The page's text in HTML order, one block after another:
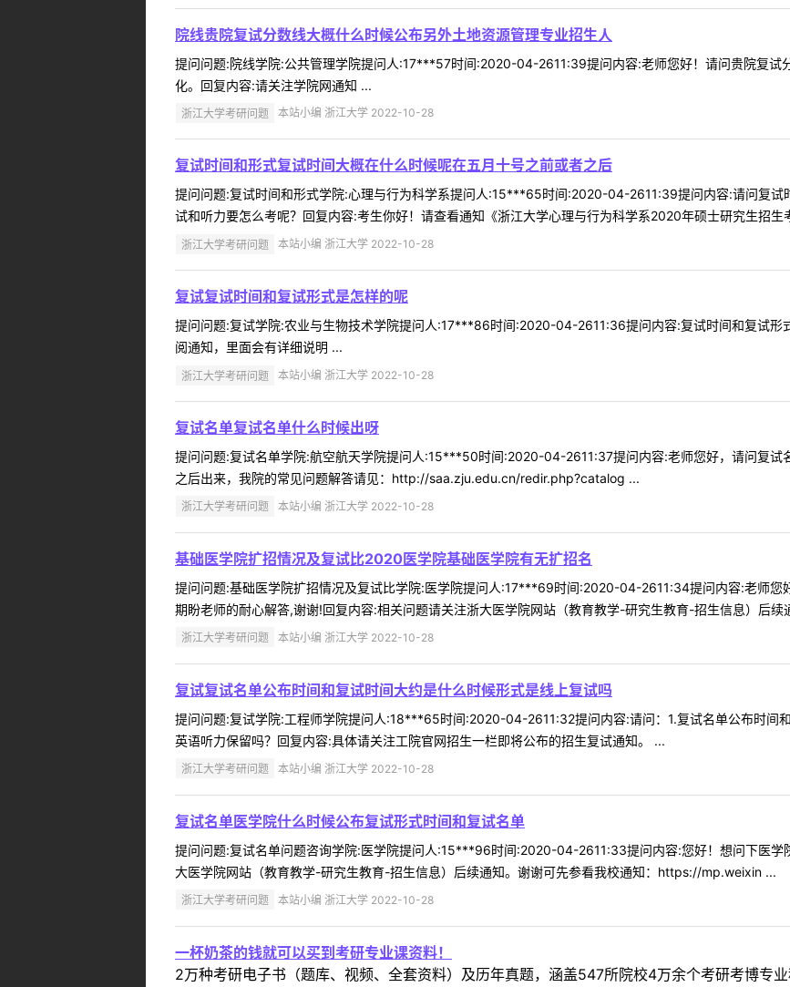
院线贵院复试分数线大概什么时候公布另外土地资源管理专业招生人
提问问题:院线学院:公共管理学院提问人:17***57时间:2020-04-2611:39提问内容:老师您好！请问贵院复试
化。回复内容:请关注学院网通知 ...
浙江大学考研问题 本站小编 浙江大学 2022-10-28
复试时间和形式复试时间大概在什么时候呢在五月十号之前或者之后
提问问题:复试时间和形式学院:心理与行为科学系提问人:15***65时间:2020-04-2611:39提问内容:请问复试
试和听力要怎么考呢？回复内容:考生你好！请查看通知《浙江大学心理与行为科学系2020年硕士研究生招生
浙江大学考研问题 本站小编 浙江大学 2022-10-28
复试复试时间和复试形式是怎样的呢
提问问题:复试学院:农业与生物技术学院提问人:17***86时间:2020-04-2611:36提问内容:复试时间和复试
阅通知，里面会有详细说明 ...
浙江大学考研问题 本站小编 浙江大学 2022-10-28
复试名单复试名单什么时候出呀
提问问题:复试名单学院:航空航天学院提问人:15***50时间:2020-04-2611:37提问内容:老师您好，请问复试
之后出来，我院的常见问题解答请见：http://saa.zju.edu.cn/redir.php?catalog ...
浙江大学考研问题 本站小编 浙江大学 2022-10-28
基础医学院扩招情况及复试比2020医学院基础医学院有无扩招名
提问问题:基础医学院扩招情况及复试比学院:医学院提问人:17***69时间:2020-04-2611:34提问内容:老师您
期盼老师的耐心解答,谢谢!回复内容:相关问题请关注浙大医学院网站（教育教学-研究生教育-招生信息）后续
浙江大学考研问题 本站小编 浙江大学 2022-10-28
复试复试名单公布时间和复试时间大约是什么时候形式是线上复试吗
提问问题:复试学院:工程师学院提问人:18***65时间:2020-04-2611:32提问内容:请问：1.复试名单公布时间
英语听力保留吗？回复内容:具体请关注工院官网招生一栏即将公布的招生复试通知。 ...
浙江大学考研问题 本站小编 浙江大学 2022-10-28
复试名单医学院什么时候公布复试形式时间和复试名单
提问问题:复试名单问题咨询学院:医学院提问人:15***96时间:2020-04-2611:33提问内容:您好！想问下医学
大医学院网站（教育教学-研究生教育-招生信息）后续通知。谢谢可先参看我校通知：https://mp.weixin ...
浙江大学考研问题 本站小编 浙江大学 2022-10-28
一杯奶茶的钱就可以买到考研专业课资料！
2万种考研电子书（题库、视频、全套资料）及历年真题，涵盖547所院校4万余个考研考博专